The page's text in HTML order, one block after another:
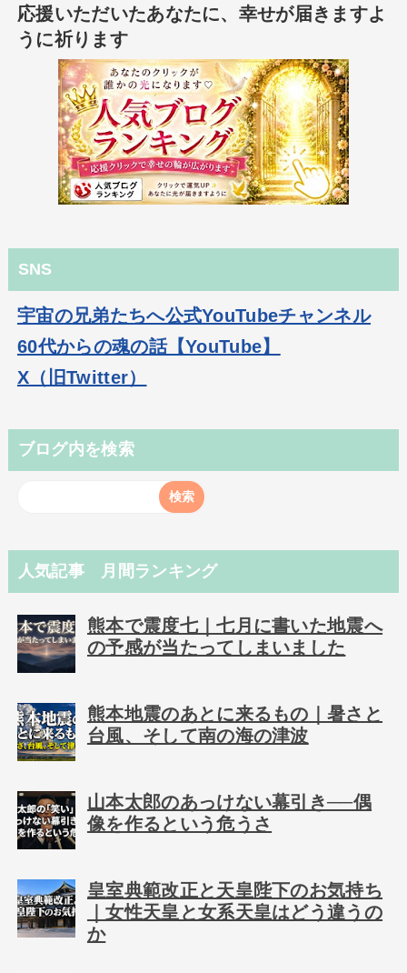
応援いただいたあなたに、幸せが届きますよ
うに祈ります
SNS
宇宙の兄弟たちへ公式YouTubeチャンネル
60代からの魂の話【YouTube】
X（旧Twitter）
ブログ内を検索
人気記事 月間ランキング
熊本で震度七｜七月に書いた地震へ
の予感が当たってしまいました
熊本地震のあとに来るもの｜暑さと
台風、そして南の海の津波
山本太郎のあっけない幕引き──偶
像を作るという危うさ
皇室典範改正と天皇陛下のお気持ち
｜女性天皇と女系天皇はどう違うの
か